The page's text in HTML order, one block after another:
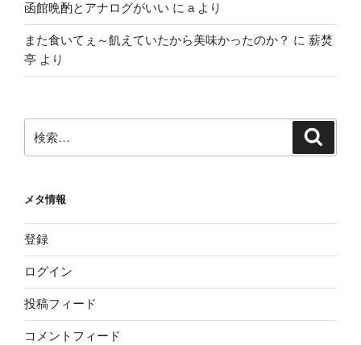
函館晩酌とアナログがいい に a より
また食いてぇ～飢えていたから美味かったのか？ に 薪焚
亭 より
索:
メタ情報
登録
ログイン
投稿フィード
コメントフィード